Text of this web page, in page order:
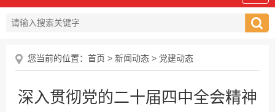
您当前的位置： 首页 > 新闻动态 > 党建动态
深入贯彻党的二十届四中全会精神